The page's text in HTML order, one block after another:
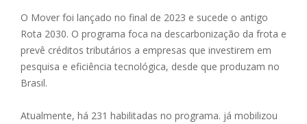
O Mover foi lançado no final de 2023 e sucede o antigo
Rota 2030. O programa foca na descarbonização da frota e
prevê créditos tributários a empresas que investirem em
pesquisa e eficiência tecnológica, desde que produzam no
Brasil.
Atualmente, há 231 habilitadas no programa. já mobilizou